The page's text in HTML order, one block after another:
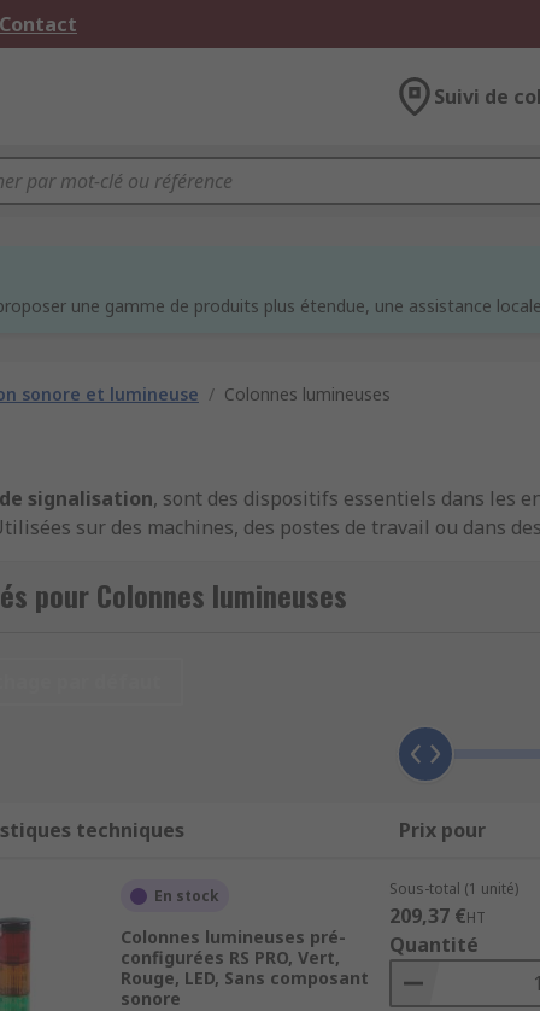
Suivi de
une gamme de produits plus étendue, une assistance
sonore et lumineuse / Colonnes lumineuses
signalisation, sont des dispositifs essentiels dans les
sur des machines, des postes de travail ou dans
Patlite, Banner, Werma et Schneider Electric, avec
de plusieurs éléments lumineux ou modules LED,
alertes informatives.
ou Flash LED, et peuvent être associés à des
diamètres (souvent 40 à 70 millimètres) et
pour Colonnes lumineuses
techniques Prix pour
En stock
Colonnes lumineuses pré-
configurées RS PRO, Vert,
Rouge, LED, Sans composant
sonore
Sous-total (1 unité)
209,37 €HT
Quantité